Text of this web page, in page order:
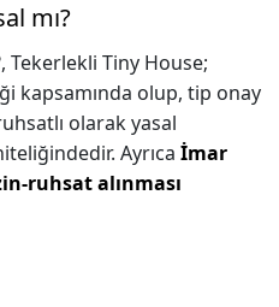
mı?
Tekerlekli Tiny House;
kapsamında olup, tip onay
olarak yasal
Ayrıca İmar
ruhsat alınması